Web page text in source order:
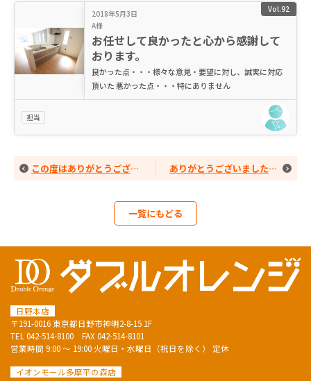
Vol.92
2018年5月3日
A様
お任せして良かったと心から感謝して
おります。
良かった点・・・様々な意見・要望に対し、誠実に対応
頂いた 悪かった点・・・特にありません
担当
この度はありがとうございました!! ありがとうございました。よい「家」に出会えました。
一覧にもどる
日野本店
〒191-0016 東京都日野市神明2-8-15 1F
TEL042-514-8100 FAX 042-514-8101
営業時間 9:00 ～ 19:00 火曜日・水曜日（祝日を除く） 定休
イオンモール多摩平の森店